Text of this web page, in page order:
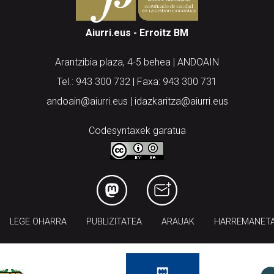
Aiurri.eus - Erroitz BM
Arantzibia plaza, 4-5 behea | ANDOAIN
Tel.: 943 300 732 | Faxa: 943 300 731
andoain@aiurri.eus | idazkaritza@aiurri.eus
Codesyntaxek garatua
LEGE OHARRA PUBLIZITATEA ARAUAK